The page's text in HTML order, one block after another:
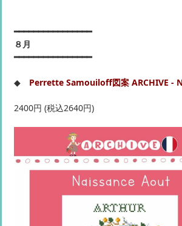
━━━━━━━━━━━━━━━━
８月
━━━━━━━━━━━━━━━━
◆ Perrette Samouiloff図案 ARCHIVE -
2400円 (税込2640円)